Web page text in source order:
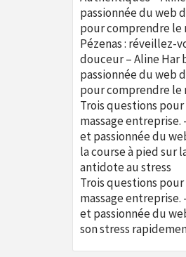
passionnée du web
pour comprendre le
Pézenas : réveillez-
douceur – Aline Har
passionnée du web
pour comprendre le
Trois questions
massage
et passionnée du
la course à pied sur
antidote au stress
Trois questions
massage
et passionnée du
son stress